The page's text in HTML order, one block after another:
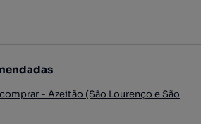
- Azeitão (São Lourenço e São